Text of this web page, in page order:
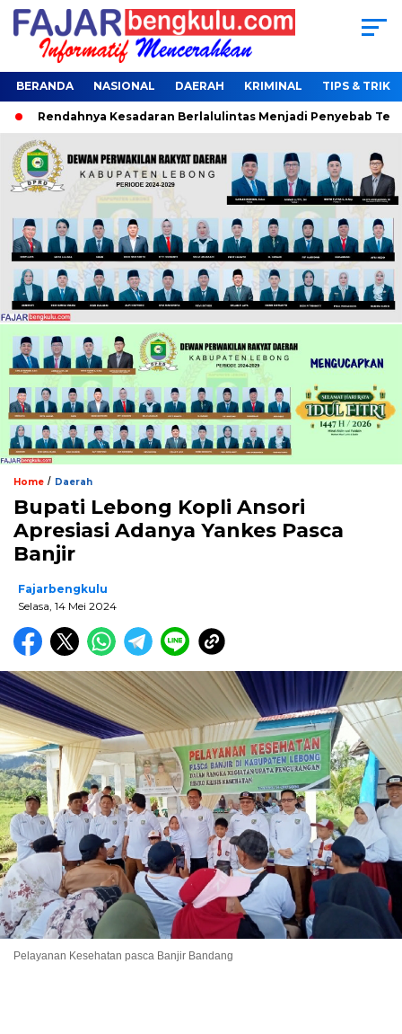
BERANDA NASIONAL DAERAH KRIMINAL TIPS & TRIK
Kesadaran Berlalulintas Menjadi Penyebab Terjaring
Home / Daerah
Bupati Lebong Kopli Ansori
Apresiasi Adanya Yankes Pasca
Banjir
Fajarbengkulu
Selasa, 14 Mei 2024
Pelayanan Kesehatan pasca Banjir Bandang